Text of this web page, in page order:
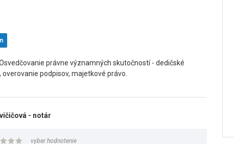
právne významných skutočností - dedičské
podpisov, majetkové právo.
- notár
vyber hodnotenie